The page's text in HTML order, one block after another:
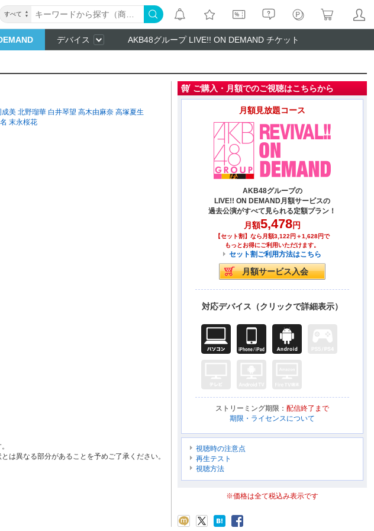
すべて
デバイス AKB48グループ LIVE!! ON DEMAND チケット
成美 北野瑠華 白井琴望 高木由麻奈 高塚夏生
末永桜花
は異なる部分があることを予めご了承ください。
ご購入・月額でのご視聴はこちらから
月額見放題コース
AKB48グループの
LIVE!! ON DEMAND月額サービスの
過去公演がすべて見られる定額プラン！
月額5,478円
【セット割】なら月額3,122円＋1,628円で
もっとお得にご利用いただけます。
セット割ご利用方法はこちら
対応デバイス（クリックで詳細表示）
ストリーミング期限： 配信終了まで
期限・ライセンスについて
視聴時の注意点
再生テスト
視聴方法
※価格は全て税込み表示です